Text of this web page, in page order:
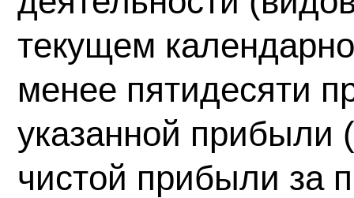
текущем
менее пятидесяти
указанной прибыли
чистой прибыли за